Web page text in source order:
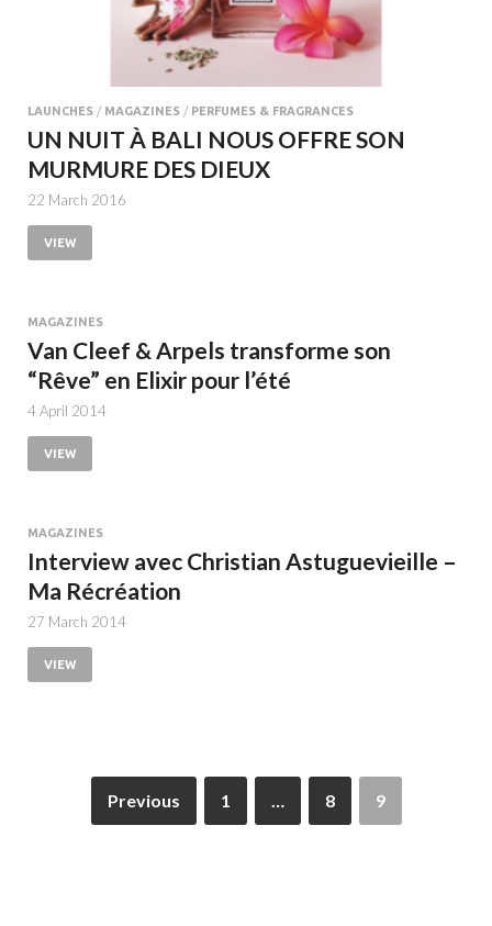
LAUNCHES / MAGAZINES / PERFUMES & FRAGRANCES
UN NUIT À BALI NOUS OFFRE SON
MURMURE DES DIEUX
22 March 2016
VIEW
MAGAZINES
Van Cleef & Arpels transforme son
“Rêve” en Elixir pour l’été
4 April 2014
VIEW
MAGAZINES
Interview avec Christian Astuguevieille –
Ma Récréation
27 March 2014
VIEW
Previous 1 8 9